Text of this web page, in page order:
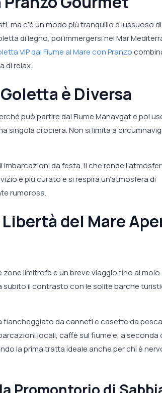
ma c’è un modo più tranquillo e lussuoso di
di legno, poi immergersi nel Mar
VIP dal Fiume al Mare con Pranzo
di relax.
è Diversa
può partire dal Fiume Manavgat e poi
singola crociera. Non si limita a
da festa, il che rende
è più curato e si respira un’atmosfera di
rumorosa.
del Mare
limitrofe e un breve viaggio fino al molo
subito il contrasto con le solite barche
fiancheggiato da canneti e casette da
locali, caffè sul fiume e, a seconda
la prima tratta ideale anche per chi è